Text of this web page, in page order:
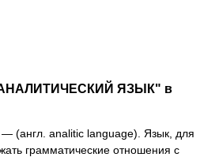
"АНАЛИТИЧЕСКИЙ ЯЗЫК" в
— (англ. analitic language). Язык, для
грамматические отношения с